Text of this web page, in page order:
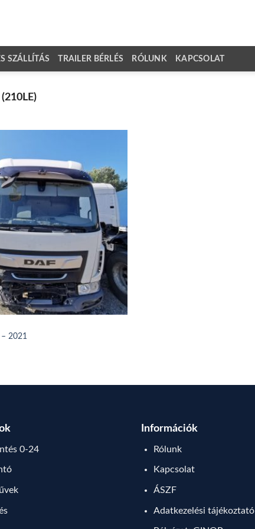
SZÁLLÍTÁS TRAILER BÉRLÉS RÓLUNK KAPCSOLAT
2021
0-24
Információk
Rólunk
Kapcsolat
ÁSZF
Adatkezelési tájékoztató